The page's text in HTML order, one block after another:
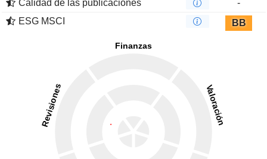
Calidad de las publicaciones
-
ESG MSCI
BB